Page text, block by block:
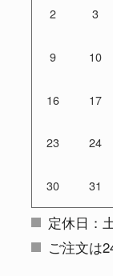
2 3
9 10
16 17
23 24
30 31
定休日：
ご注文は